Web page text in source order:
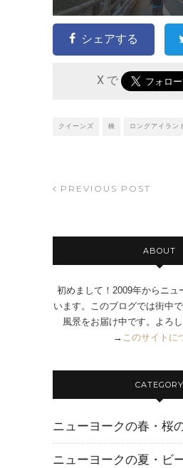
シェアする
X で
クイーンズ 橋 ロングアイラン
PREVIOUS POST
ABOUT
初めまして！2009年からニュ
います。このブログでは街中
風景をお届け中です。よろし
→ このサイトに
CATEGORY
ニューヨークの春・桜
ニューヨークの夏・ビ